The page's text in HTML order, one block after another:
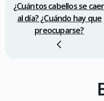
¿Cuántos cabellos se
al día? ¿Cuándo hay que
preocuparse?